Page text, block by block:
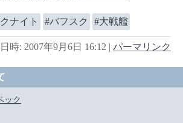
ナイト バフスク 大戦艦
日時: 2007年9月6日 16:12 | パーマリンク
ック